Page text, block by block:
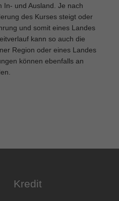
In- und Ausland. Je nach
des Kurses steigt oder
und somit eines Landes
kann so auch die
Region oder eines Landes
können ebenfalls an
Kredit